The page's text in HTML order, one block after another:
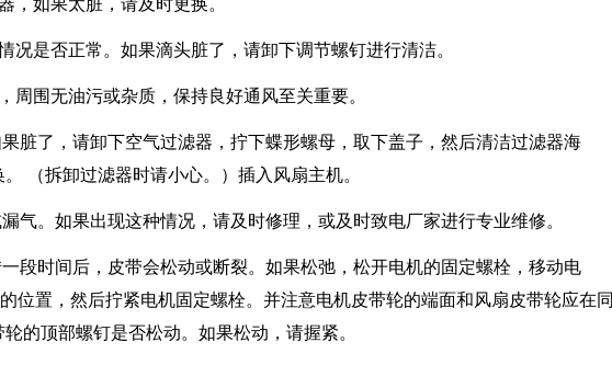
况是否正常。如果滴头脏了，请卸下调节螺钉进行清洁。
周围无油污或杂质，保持良好通风至关重要。
脏了，请卸下空气过滤器，拧下蝶形螺母，取下盖子，然后清洁过滤器海
（拆卸过滤器时请小心。）插入风扇主机。
气。如果出现这种情况，请及时修理，或及时致电厂家进行专业维修。
段时间后，皮带会松动或断裂。如果松弛，松开电机的固定螺栓，移动电
位置，然后拧紧电机固定螺栓。并注意电机皮带轮的端面和风扇皮带轮应在同
的顶部螺钉是否松动。如果松动，请握紧。